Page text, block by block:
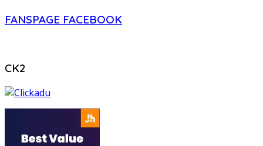
FANSPAGE FACEBOOK
CK2